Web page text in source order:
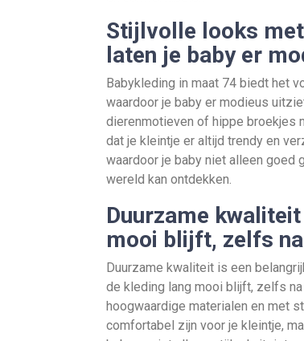
Stijlvolle looks
laten je baby er
Babykleding in maat 74 biedt het
waardoor je baby er modieus
dierenmotieven of hippe broekjes
dat je kleintje er altijd trendy en
waardoor je baby niet alleen goed
wereld kan ontdekken.
Duurzame
mooi blijft, zelfs
Duurzame kwaliteit is een
de kleding lang mooi blijft, zelfs
hoogwaardige materialen en met
comfortabel zijn voor je kleintje,